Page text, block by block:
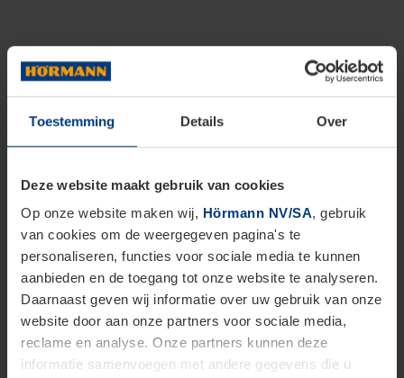
Toestemming Details Over
Deze website maakt gebruik van cookies
Op onze website maken wij, Hörmann NV/SA, gebruik
van cookies om de weergegeven pagina's te
personaliseren, functies voor sociale media te kunnen
aanbieden en de toegang tot onze website te analyseren.
Daarnaast geven wij informatie over uw gebruik van onze
website door aan onze partners voor sociale media,
reclame en analyse. Onze partners kunnen deze
informatie samenvoegen met andere gegevens die u